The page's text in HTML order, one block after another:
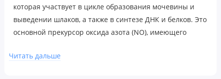
которая участвует в цикле образования мочевины и
выведении шлаков, а также в синтезе ДНК и белков. Это
основной прекурсор оксида азота (NO), имеющего
сосудов.
Читать дальше